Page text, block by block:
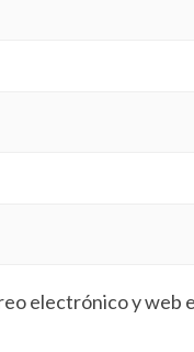
electrónico y web